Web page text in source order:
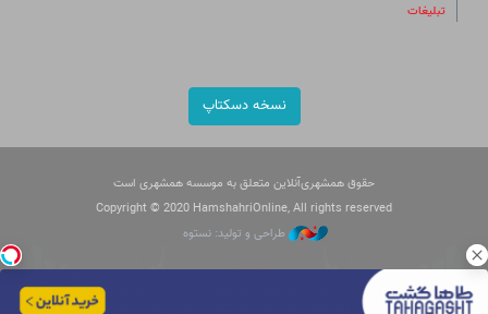
تبلیغات
نسخه دسکتاپ
حقوق همشهری‌آنلاین متعلق به موسسه همشهری است
Copyright © 2020 HamshahriOnline, All rights reserved
طراحی و تولید: نستوه